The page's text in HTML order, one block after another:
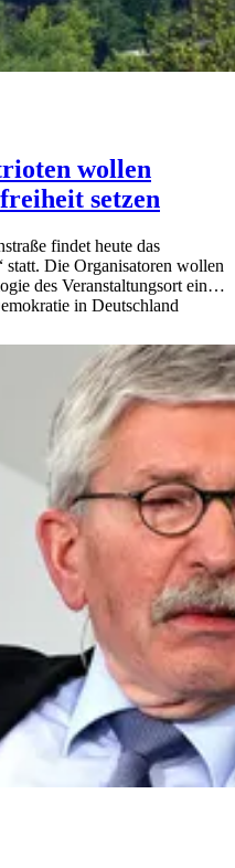
wollen
setzen
findet heute das
statt. Die Organisatoren wollen
des Veranstaltungsort ein
in Deutschland